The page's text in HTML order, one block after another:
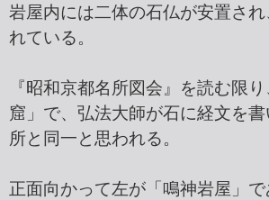
岩屋内には二体の石仏が安置さ
れている。
『昭和京都名所図会』を読む限
窟」で、弘法大師が石に経文を
所と同一と思われる。
正面向かって左が「鳴神岩屋」